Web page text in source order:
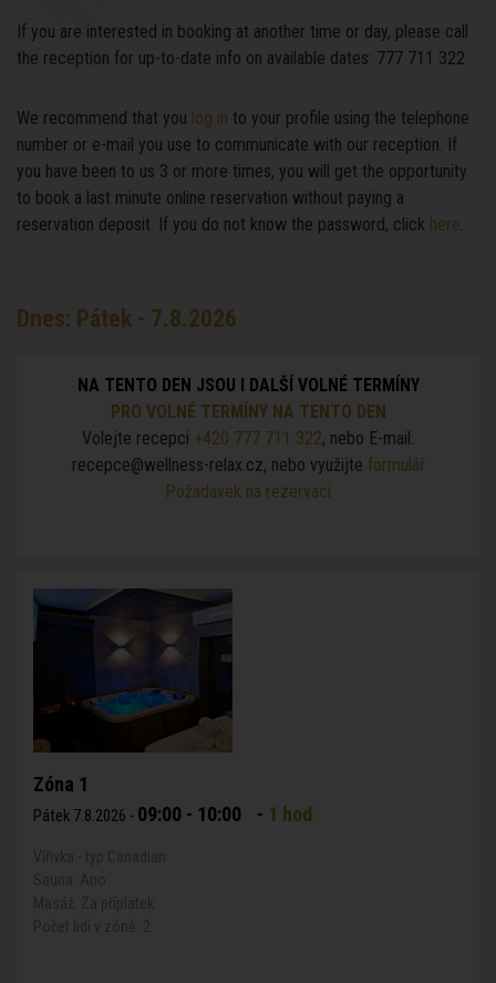
If you are interested in booking at another time or day, please call
the reception for up-to-date info on available dates: 777 711 322
We recommend that you log in to your profile using the telephone
number or e-mail you use to communicate with our reception. If
you have been to us 3 or more times, you will get the opportunity
to book a last minute online reservation without paying a
reservation deposit. If you do not know the password, click here.
Dnes: Pátek - 7.8.2026
NA TENTO DEN JSOU I DALŠÍ VOLNÉ TERMÍNY
PRO VOLNÉ TERMÍNY NA TENTO DEN
Volejte recepci +420 777 711 322, nebo E-mail:
recepce@wellness-relax.cz, nebo využijte formulář
Požadavek na rezervaci
Zóna 1
Pátek 7.8.2026 - 09:00 - 10:00 - 1 hod